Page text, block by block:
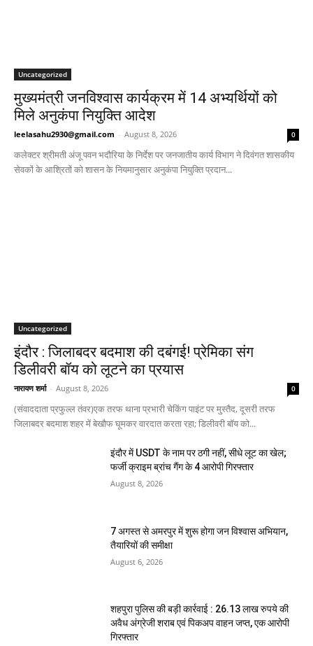
Uncategorized
मुख्यमंत्री जनविश्वास कार्यक्रम में 14 अभ्यर्थियों को
मिले अनुकंपा नियुक्ति आदेश
leelasahu2930@gmail.com - August 8, 2026 0
कलेक्टर श्रीमती अंजू पवन भदौरिया के निर्देश पर जनजातीय कार्य विभाग ने दिवंगत शासकीय
सेवकों के आश्रितों को शासन के नियमानुसार अनुकंपा नियुक्ति प्रदान...
Uncategorized
इंदौर : जिलाबदर बदमाश की दबंगई! प्रेमिका संग
डिलीवरी बॉय को लूटने का प्रयास
नारायण शर्मा - August 8, 2026 0
(संवाददाता प्रफुल्ल तंवर)एक तरफ थाना प्रभारी चेकिंग पाइंट पर मुस्तैद, दूसरी तरफ
जिलाबदर बदमाश शहर में बेखौफ घूमकर वारदात करता रहा; डिलीवरी बॉय को...
इंदौर में USDT के नाम पर ठगी नहीं, सीधे लूट का खेल;
फर्जी क्राइम ब्रांच गैंग के 4 आरोपी गिरफ्तार
August 8, 2026
7 अगस्त से अमरपुर में शुरू होगा जन विश्वास अभियान,
तैयारियों की समीक्षा
August 6, 2026
शहपुरा पुलिस की बड़ी कार्रवाई : 26.13 लाख रुपये की
अवैध अंग्रेजी शराब एवं पिकअप वाहन जप्त, एक आरोपी
गिरफ्तार